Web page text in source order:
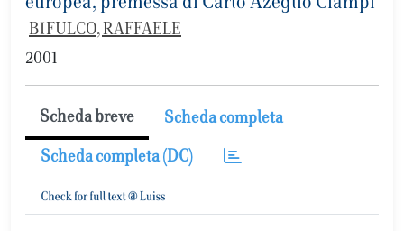
BIFULCO, RAFFAELE
2001
Scheda breve Scheda completa
Scheda completa (DC)